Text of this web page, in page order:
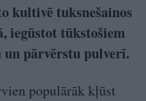
kultivē tuksnešainos
iegūstot tūkstošiem
un pārvērstu pulverī.
populārāk kļūst